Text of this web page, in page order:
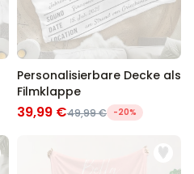
Personalisierbare Decke als
Filmklappe
39,99 €49,99 € -20%